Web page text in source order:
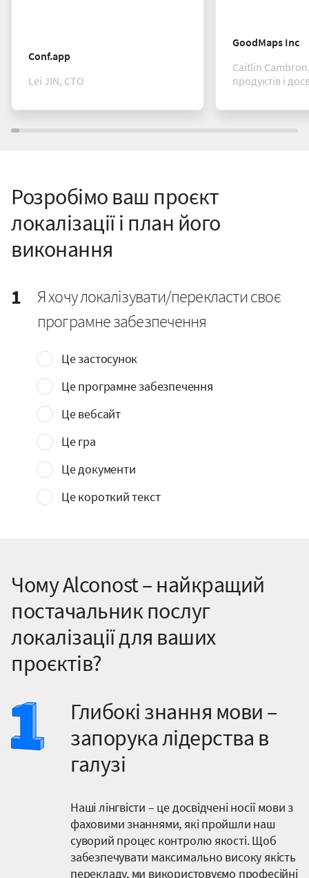
Conf.app
Lei JIN, CTO
GoodMaps Inc
Caitlin
продуктів і
Розробімо ваш проєкт
локалізації і план його
виконання
1
Я хочу локалізувати/перекласти своє
програмне забезпечення
Це застосунок
Це програмне забезпечення
Це вебсайт
Це гра
Це документи
Це короткий текст
Чому Alconost – найкращий
постачальник послуг
локалізації для ваших
проєктів?
Глибокі знання мови –
запорука лідерства в
галузі
Наші лінгвісти – це досвідчені носії мови з
фаховими знаннями, які пройшли наш
суворий процес контролю якості. Щоб
забезпечувати максимально високу якість
перекладу, ми використовуємо професійні